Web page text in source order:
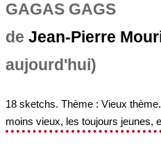
GAGAS GAGS
de Jean-Pierre
aujourd'hui)
18 sketchs. Thème : Vieux
moins vieux, les toujours jeunes,